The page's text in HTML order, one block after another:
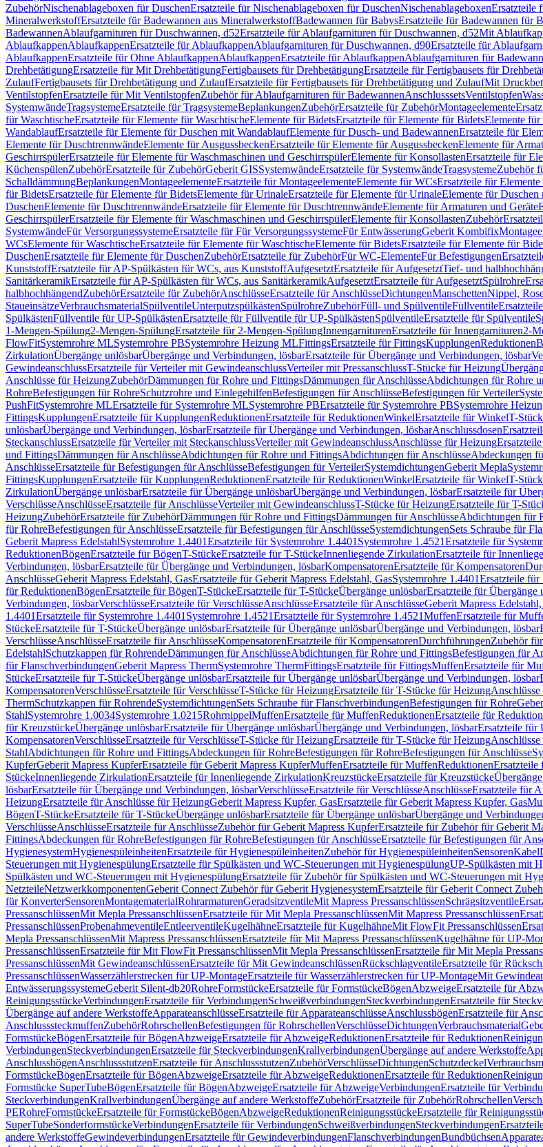
ZubehörNischenablageboxen für DuschenErsatzteile für Nischenablageboxen für DuschenNischenablageboxenErsatzteile
MineralwerkstoffErsatzteile für Badewannen aus MineralwerkstoffBadewannen für BabysErsatzteile für Badewannen für
BadewannenAblaufgarnituren für Duschwannen, d52Ersatzteile für Ablaufgarnituren für Duschwannen, d52Mit
AblaufkappenAblaufkappenErsatzteile für AblaufkappenAblaufgarnituren für Duschwannen, d90Ersatzteile für
AblaufkappenErsatzteile für Ohne AblaufkappenAblaufkappenErsatzteile für AblaufkappenAblaufgarnituren für
DrehbetätigungErsatzteile für Mit DrehbetätigungFertigbausets für DrehbetätigungErsatzteile für Fertigbausets für
ZulaufFertigbausets für Drehbetätigung und ZulaufErsatzteile für Fertigbausets für Drehbetätigung und ZulaufMit
VentilstopfenErsatzteile für Mit VentilstopfenZubehör für Ablaufgarnituren für BadewannenAnschlusssetsVentilstopfen
SystemwändeTragsystemeErsatzteile für TragsystemeBeplankungenZubehörErsatzteile für ZubehörMontageelemente
für WaschtischeErsatzteile für Elemente für WaschtischeElemente für BidetsErsatzteile für Elemente für BidetsElemente
WandablaufErsatzteile für Elemente für Duschen mit WandablaufElemente für Dusch- und BadewannenErsatzteile für
Elemente für DuschtrennwändeElemente für AusgussbeckenErsatzteile für Elemente für AusgussbeckenElemente für
GeschirrspülerErsatzteile für Elemente für Waschmaschinen und GeschirrspülerElemente für KonsollastenErsatzteile für
KüchenspülenZubehörErsatzteile für ZubehörGeberit GISSystemwändeErsatzteile für SystemwändeTragsystemeZubehör
SchalldämmungBeplankungenMontageelementeErsatzteile für MontageelementeElemente für WCsErsatzteile für
für BidetsErsatzteile für Elemente für BidetsElemente für UrinaleErsatzteile für Elemente für UrinaleElemente für Duschen
DuschenElemente für DuschtrennwändeErsatzteile für Elemente für DuschtrennwändeElemente für Armaturen und Geräte
GeschirrspülerErsatzteile für Elemente für Waschmaschinen und GeschirrspülerElemente für KonsollastenZubehör
SystemwändeFür VersorgungssystemeErsatzteile für Für VersorgungssystemeFür EntwässerungGeberit Kombifix
WCsElemente für WaschtischeErsatzteile für Elemente für WaschtischeElemente für BidetsErsatzteile für Elemente für
DuschenErsatzteile für Elemente für DuschenZubehörErsatzteile für ZubehörFür WC-ElementeFür Befestigungen
KunststoffErsatzteile für AP-Spülkästen für WCs, aus KunststoffAufgesetztErsatzteile für AufgesetztTief- und
SanitärkeramikErsatzteile für AP-Spülkästen für WCs, aus SanitärkeramikAufgesetztErsatzteile für AufgesetztSpülrohre
halbhochhängendZubehörErsatzteile für ZubehörAnschlüsseErsatzteile für AnschlüsseDichtungenManschettenNippel,
StaueinsätzeVerbrauchsmaterialSpülventileUnterputzspülkästenSpülrohreZubehörFüll- und SpülventileFüllventile
SpülkästenFüllventile für UP-SpülkästenErsatzteile für Füllventile für UP-SpülkästenSpülventileErsatzteile für Spülventile
1-Mengen-Spülung2-Mengen-SpülungErsatzteile für 2-Mengen-SpülungInnengarniturenErsatzteile für Innengarnituren2-
FlowFitSystemrohre MLSystemrohre PBSystemrohre Heizung MLFittingsErsatzteile für FittingsKupplungenReduktionen
ZirkulationÜbergänge unlösbarÜbergänge und Verbindungen, lösbarErsatzteile für Übergänge und Verbindungen, lösbar
GewindeanschlussErsatzteile für Verteiler mit GewindeanschlussVerteiler mit PressanschlussT-Stücke für Heizung
Anschlüsse für HeizungZubehörDämmungen für Rohre und FittingsDämmungen für AnschlüsseAbdichtungen für Rohre
RohreBefestigungen für RohreSchutzrohre und EinlegehilfenBefestigungen für AnschlüsseBefestigungen für Verteiler
PushFitSystemrohre MLErsatzteile für Systemrohre MLSystemrohre PBErsatzteile für Systemrohre PBSystemrohre
FittingsKupplungenErsatzteile für KupplungenReduktionenErsatzteile für ReduktionenWinkelErsatzteile für WinkelT-
unlösbarÜbergänge und Verbindungen, lösbarErsatzteile für Übergänge und Verbindungen, lösbarAnschlussdosen
SteckanschlussErsatzteile für Verteiler mit SteckanschlussVerteiler mit GewindeanschlussAnschlüsse für Heizung
und FittingsDämmungen für AnschlüsseAbdichtungen für Rohre und FittingsAbdichtungen für AnschlüsseAbdeckungen
AnschlüsseErsatzteile für Befestigungen für AnschlüsseBefestigungen für VerteilerSystemdichtungenGeberit Mepla
FittingsKupplungenErsatzteile für KupplungenReduktionenErsatzteile für ReduktionenWinkelErsatzteile für WinkelT-
ZirkulationÜbergänge unlösbarErsatzteile für Übergänge unlösbarÜbergänge und Verbindungen, lösbarErsatzteile für
VerschlüsseAnschlüsseErsatzteile für AnschlüsseVerteiler mit GewindeanschlussT-Stücke für HeizungErsatzteile für T-
HeizungZubehörErsatzteile für ZubehörDämmungen für Rohre und FittingsDämmungen für AnschlüsseAbdichtungen für
für RohreBefestigungen für AnschlüsseErsatzteile für Befestigungen für AnschlüsseSystemdichtungenSets Schraube für
Geberit Mapress EdelstahlSystemrohre 1.4401Ersatzteile für Systemrohre 1.4401 Systemrohre 1.4521Ersatzteile für
ReduktionenBögenErsatzteile für BögenT-StückeErsatzteile für T-StückeInnenliegende ZirkulationErsatzteile für
Verbindungen, lösbarErsatzteile für Übergänge und Verbindungen, lösbarKompensatorenErsatzteile für Kompensatoren
AnschlüsseGeberit Mapress Edelstahl, GasErsatzteile für Geberit Mapress Edelstahl, GasSystemrohre 1.4401Ersatzteile für
für ReduktionenBögenErsatzteile für BögenT-StückeErsatzteile für T-StückeÜbergänge unlösbarErsatzteile für Übergänge
Verbindungen, lösbarVerschlüsseErsatzteile für VerschlüsseAnschlüsseErsatzteile für AnschlüsseGeberit Mapress
1.4401Ersatzteile für Systemrohre 1.4401 Systemrohre 1.4521Ersatzteile für Systemrohre 1.4521MuffenErsatzteile für
StückeErsatzteile für T-StückeÜbergänge unlösbarErsatzteile für Übergänge unlösbarÜbergänge und Verbindungen, lösbar
VerschlüsseAnschlüsseErsatzteile für AnschlüsseKompensatorenErsatzteile für KompensatorenDurchführungenZubehör
EdelstahlSchutzkappen für RohrendeDämmungen für AnschlüsseAbdichtungen für Rohre und FittingsBefestigungen für
für FlanschverbindungenGeberit Mapress ThermSystemrohre ThermFittingsErsatzteile für FittingsMuffenErsatzteile für
StückeErsatzteile für T-StückeÜbergänge unlösbarErsatzteile für Übergänge unlösbarÜbergänge und Verbindungen, lösbar
KompensatorenVerschlüsseErsatzteile für VerschlüsseT-Stücke für HeizungErsatzteile für T-Stücke für Heizung
ThermSchutzkappen für RohrendeSystemdichtungenSets Schraube für FlanschverbindungenBefestigungen für Rohre
StahlSystemrohre 1.0034Systemrohre 1.0215RohrnippelMuffenErsatzteile für MuffenReduktionenErsatzteile für
für KreuzstückeÜbergänge unlösbarErsatzteile für Übergänge unlösbarÜbergänge und Verbindungen, lösbarErsatzteile für
KompensatorenVerschlüsseErsatzteile für VerschlüsseT-Stücke für HeizungErsatzteile für T-Stücke für Heizung
StahlAbdichtungen für Rohre und FittingsAbdeckungen für RohreBefestigungen für RohreBefestigungen für Anschlüsse
KupferGeberit Mapress KupferErsatzteile für Geberit Mapress KupferMuffenErsatzteile für MuffenReduktionenErsatzteile
StückeInnenliegende ZirkulationErsatzteile für Innenliegende ZirkulationKreuzstückeErsatzteile für Kreuzstücke
lösbarErsatzteile für Übergänge und Verbindungen, lösbarVerschlüsseErsatzteile für VerschlüsseAnschlüsseErsatzteile für
HeizungErsatzteile für Anschlüsse für HeizungGeberit Mapress Kupfer, GasErsatzteile für Geberit Mapress Kupfer, Gas
BögenT-StückeErsatzteile für T-StückeÜbergänge unlösbarErsatzteile für Übergänge unlösbarÜbergänge und
VerschlüsseAnschlüsseErsatzteile für AnschlüsseZubehör für Geberit Mapress KupferErsatzteile für Zubehör für Geberit
FittingsAbdeckungen für RohreBefestigungen für RohreBefestigungen für AnschlüsseErsatzteile für Befestigungen für
HygienesystemHygienespüleinheitenErsatzteile für HygienespüleinheitenZubehör für HygienespüleinheitenSensorenKabel
Steuerungen mit HygienespülungErsatzteile für Spülkästen und WC-Steuerungen mit HygienespülungUP-Spülkästen mit
Spülkästen und WC-Steuerungen mit HygienespülungErsatzteile für Zubehör für Spülkästen und WC-Steuerungen mit
NetzteileNetzwerkkomponentenGeberit Connect Zubehör für Geberit HygienesystemErsatzteile für Geberit Connect
für KonverterSensorenMontagematerialRohrarmaturenGeradsitzventileMit Mapress PressanschlüssenSchrägsitzventile
PressanschlüssenMit Mepla PressanschlüssenErsatzteile für Mit Mepla PressanschlüssenMit Mapress Pressanschlüssen
PressanschlüssenProbenahmeventileEntleerventileKugelhähneErsatzteile für KugelhähneMit FlowFit Pressanschlüssen
Mepla PressanschlüssenMit Mapress PressanschlüssenErsatzteile für Mit Mapress PressanschlüssenKugelhähne für UP-
PressanschlüssenErsatzteile für Mit FlowFit PressanschlüssenMit Mepla PressanschlüssenErsatzteile für Mit Mepla
PressanschlüssenMit GewindeanschlüssenErsatzteile für Mit GewindeanschlüssenRückschlagventileErsatzteile für
PressanschlüssenWasserzählerstrecken für UP-MontageErsatzteile für Wasserzählerstrecken für UP-MontageMit
EntwässerungssystemeGeberit Silent-db20RohreFormstückeErsatzteile für FormstückeBögenAbzweigeErsatzteile für
ReinigungsstückeVerbindungenErsatzteile für VerbindungenSchweißverbindungenSteckverbindungenErsatzteile für
Übergänge auf andere WerkstoffeApparateanschlüsseErsatzteile für ApparateanschlüsseAnschlussbögenErsatzteile für
AnschlusssteckmuffenZubehörRohrschellenBefestigungen für RohrschellenVerschlüsseDichtungenVerbrauchsmaterial
FormstückeBögenErsatzteile für BögenAbzweigeErsatzteile für AbzweigeReduktionenErsatzteile für Reduktionen
VerbindungenSteckverbindungenErsatzteile für SteckverbindungenKrallverbindungenÜbergänge auf andere Werkstoffe
AnschlussbögenAnschlussstutzenErsatzteile für AnschlussstutzenZubehörVerschlüsseDichtungenSchutzdeckel
FormstückeBögenErsatzteile für BögenAbzweigeErsatzteile für AbzweigeReduktionenErsatzteile für Reduktionen
Formstücke SuperTubeBögenErsatzteile für BögenAbzweigeErsatzteile für AbzweigeVerbindungenErsatzteile für
SteckverbindungenKrallverbindungenÜbergänge auf andere WerkstoffeZubehörErsatzteile für ZubehörRohrschellen
PERohreFormstückeErsatzteile für FormstückeBögenAbzweigeReduktionenReinigungsstückeErsatzteile für
SuperTubeSonderformstückeVerbindungenErsatzteile für VerbindungenSchweißverbindungenSteckverbindungen
andere WerkstoffeGewindeverbindungenErsatzteile für GewindeverbindungenFlanschverbindungenBundbüchsen